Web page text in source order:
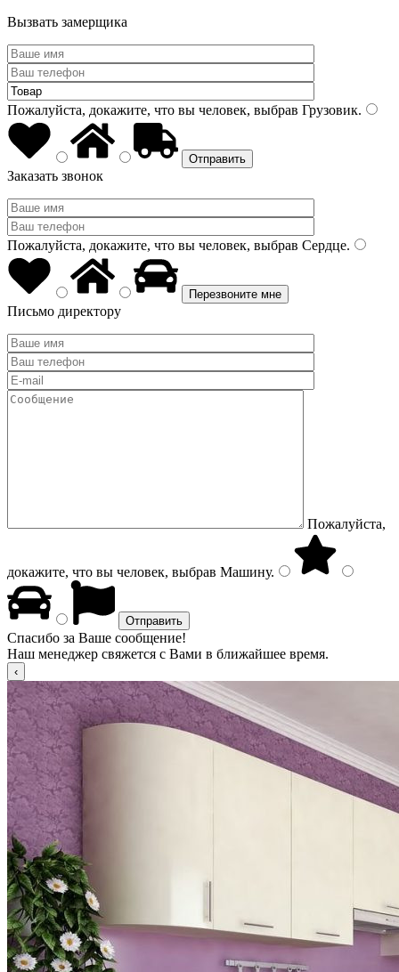
Вызвать замерщика
Пожалуйста, докажите, что вы человек, выбрав Грузовик.
Заказать звонок
Пожалуйста, докажите, что вы человек, выбрав Сердце.
Письмо директору
Пожалуйста,
докажите, что вы человек, выбрав Машину.
Спасибо за Ваше сообщение!
Наш менеджер свяжется с Вами в ближайшее время.